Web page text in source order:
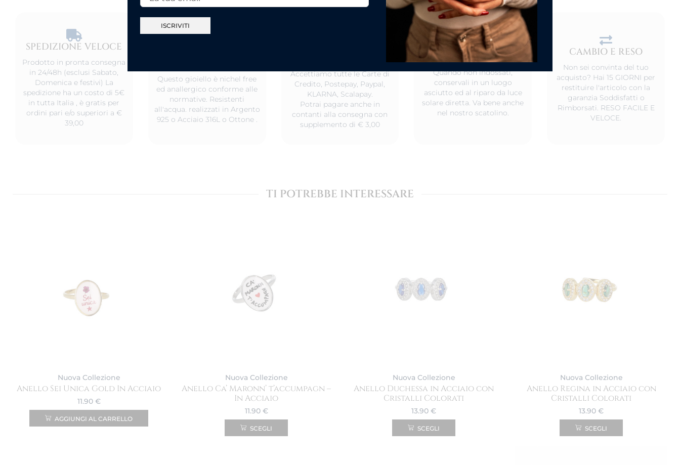
SPEDIZIONE VELOCE​
Prodotto in pronta consegna
in 24/48h (esclusi Sabato,
Domenica e festivi) La
spedizione ha un costo di 5€
in tutta Italia , è gratis per
ordini pari e/o superiori a €
39,00
Questo gioiello è nichel free
ed anallergico conforme alle
normative. Resistenti
all'acqua. realizzati in Argento
925 o Acciaio 316L o Ottone .
Accettiamo tutte le Carte di
Credito, Postepay, Paypal,
KLARNA, Scalapay.
Potrai pagare anche in
contanti alla consegna con
supplemento di € 3,00
CURA DEL PRODOTTO
Quando non indossati,
conservali in un luogo
asciutto ed al riparo da luce
solare diretta. Va bene anche
nel nostro scatolino.
CAMBIO E RESO
Non sei convinta del tuo
acquisto? Hai 15 GIORNI per
restituire l'articolo con la
garanzia Soddisfatti o
Rimborsati. RESO FACILE E
VELOCE.
TI POTREBBE INTERESSARE
Nuova Collezione
Anello Sei Unica Gold In Acciaio
11.90 €
AGGIUNGI AL CARRELLO
Nuova Collezione
Anello Ca’ Maronn’ t’accumpagn –
In Acciaio
11.90 €
SCEGLI
Nuova Collezione
Anello Duchessa in Acciaio con
Cristalli Colorati
13.90 €
SCEGLI
Nuova Collezione
Anello Regina in Acciaio con
Cristalli Colorati
13.90 €
SCEGLI